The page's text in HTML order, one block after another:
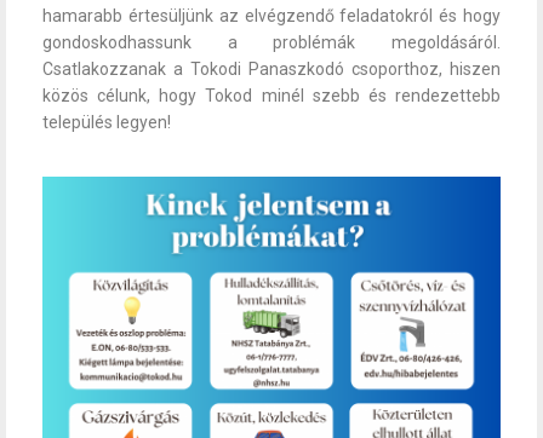
hamarabb értesüljünk az elvégzendő feladatokról és hogy
gondoskodhassunk a problémák megoldásáról.
Csatlakozzanak a Tokodi Panaszkodó csoporthoz, hiszen
közös célunk, hogy Tokod minél szebb és rendezettebb
település legyen!